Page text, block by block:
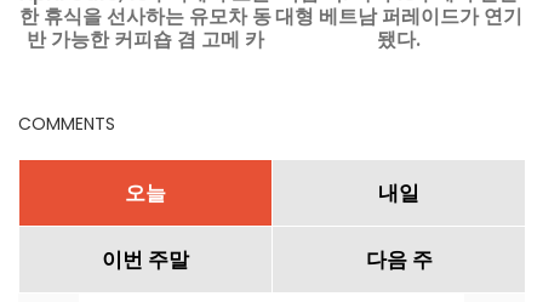
한 휴식을 선사하는 유모차 동
반 가능한 커피숍 겸 고메 카
대형 베트남 퍼레이드가 연기
됐다.
COMMENTS
오늘 내일
이번 주말 다음 주